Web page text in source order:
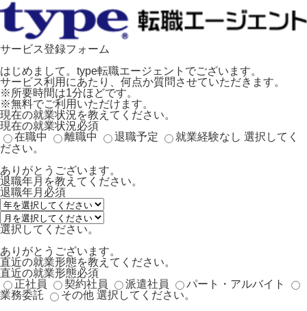
サービス登録フォーム
はじめまして。type転職エージェントでございます。
サービス利用にあたり、何点か質問させていただきます。
※所要時間は1分ほどです。
※無料でご利用いただけます。
現在の就業状況を教えてください。
現在の就業状況必須
在職中
離職中 退職予定 就業経験なし 選択してく
ださい。
ありがとうございます。
退職年月を教えてください。
退職年月 必須
選択してください。
ありがとうございます。
直近の就業形態を教えてください。
直近の就業形態必須
正社員
契約社員 派遣社員
パート・アルバイト
業務委託
その他 選択してください。